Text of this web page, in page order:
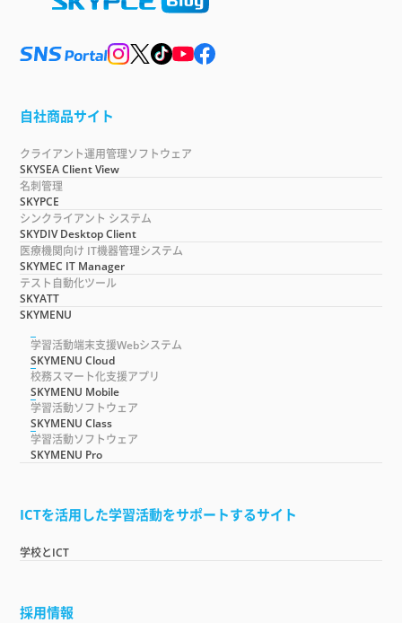
自社商品サイト
クライアント運用管理ソフトウェア
SKYSEA Client View
名刺管理
SKYPCE
シンクライアント システム
SKYDIV Desktop Client
医療機関向け IT機器管理システム
SKYMEC IT Manager
テスト自動化ツール
SKYATT
SKYMENU
学習活動端末支援Webシステム
SKYMENU Cloud
校務スマート化支援アプリ
SKYMENU Mobile
学習活動ソフトウェア
SKYMENU Class
学習活動ソフトウェア
SKYMENU Pro
ICTを活用した学習活動をサポートするサイト
学校とICT
採用情報